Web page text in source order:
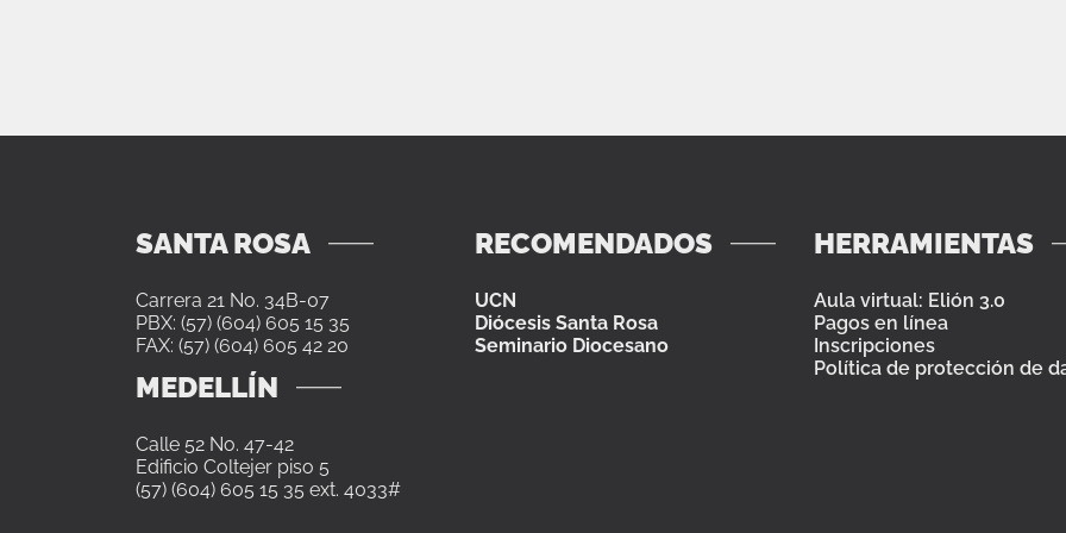
SANTA ROSA
Carrera 21 No. 34B-07
PBX: (57) (604) 605 15 35
FAX: (57) (604) 605 42 20
MEDELLÍN
Calle 52 No. 47-42
Edificio Coltejer piso 5
(57) (604) 605 15 35 ext. 4033#
RECOMENDADOS
UCN
Diócesis Santa Rosa
Seminario Diocesano
HERRAMIENTAS
Aula virtual: Elión 3.0
Pagos en línea
Inscripciones
Política de protección de